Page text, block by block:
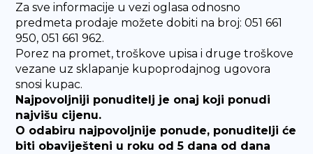
Za sve informacije u vezi oglasa odnosno
predmeta prodaje možete dobiti na broj: 051 661
950, 051 661 962.
Porez na promet, troškove upisa i druge troškove
vezane uz sklapanje kupoprodajnog ugovora
snosi kupac.
Najpovoljniji ponuditelj je onaj koji ponudi
najvišu cijenu.
O odabiru najpovoljnije ponude, ponuditelji će
biti obaviješteni u roku od 5 dana od dana